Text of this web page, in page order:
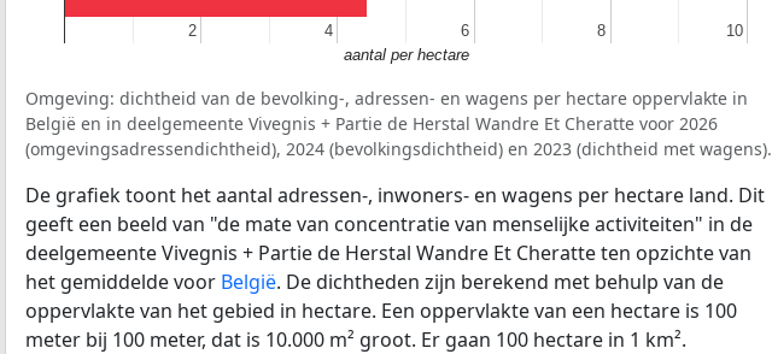
2
2 4
4 6
6 8
8 10
10
aantal per hectare
Omgeving: dichtheid van de bevolking-, adressen- en wagens per hectare oppervlakte in
België en in deelgemeente Vivegnis + Partie de Herstal Wandre Et Cheratte voor 2026
(omgevingsadressendichtheid), 2024 (bevolkingsdichtheid) en 2023 (dichtheid met wagens).
De grafiek toont het aantal adressen-, inwoners- en wagens per hectare land. Dit
geeft een beeld van "de mate van concentratie van menselijke activiteiten" in de
deelgemeente Vivegnis + Partie de Herstal Wandre Et Cheratte ten opzichte van
het gemiddelde voor België. De dichtheden zijn berekend met behulp van de
oppervlakte van het gebied in hectare. Een oppervlakte van een hectare is 100
meter bij 100 meter, dat is 10.000 m² groot. Er gaan 100 hectare in 1 km².